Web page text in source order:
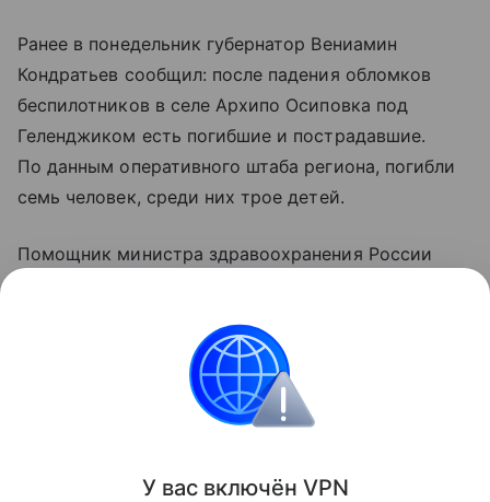
Ранее в понедельник губернатор Вениамин
Кондратьев сообщил: после падения обломков
беспилотников в селе Архипо Осиповка под
Геленджиком есть погибшие и пострадавшие.
По данным оперативного штаба региона, погибли
семь человек, среди них трое детей.
Помощник министра здравоохранения России
оказали амбулаторно.
Россия ООН
Поделиться
У вас включён VPN